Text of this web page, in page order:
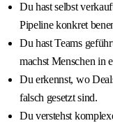
Du hast selbst
Pipeline konkret
Du hast Teams
machst Menschen in
Du erkennst, wo
falsch gesetzt sind.
Du verstehst